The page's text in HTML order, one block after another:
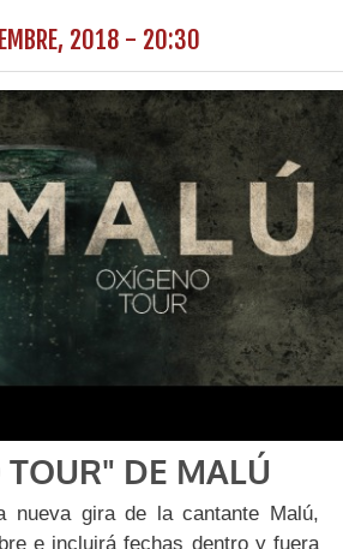
2018 - 20:30
DE MALÚ
nueva gira de la cantante Malú,
e incluirá fechas dentro y fuera